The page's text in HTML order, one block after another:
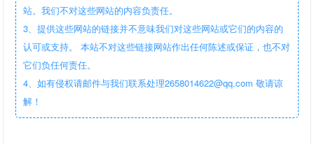
站。我们不对这些网站的内容负责任。
3、提供这些网站的链接并不意味我们对这些网站或它们的内容的
认可或支持。 本站不对这些链接网站作出任何陈述或保证，也不对
它们负任何责任。
4、如有侵权请邮件与我们联系处理2658014622@qq.com 敬请谅
解！